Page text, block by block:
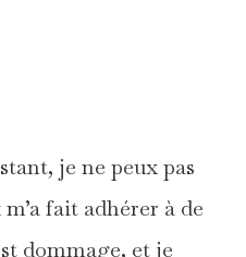
je ne peux pas
fait adhérer à de
dommage, et je